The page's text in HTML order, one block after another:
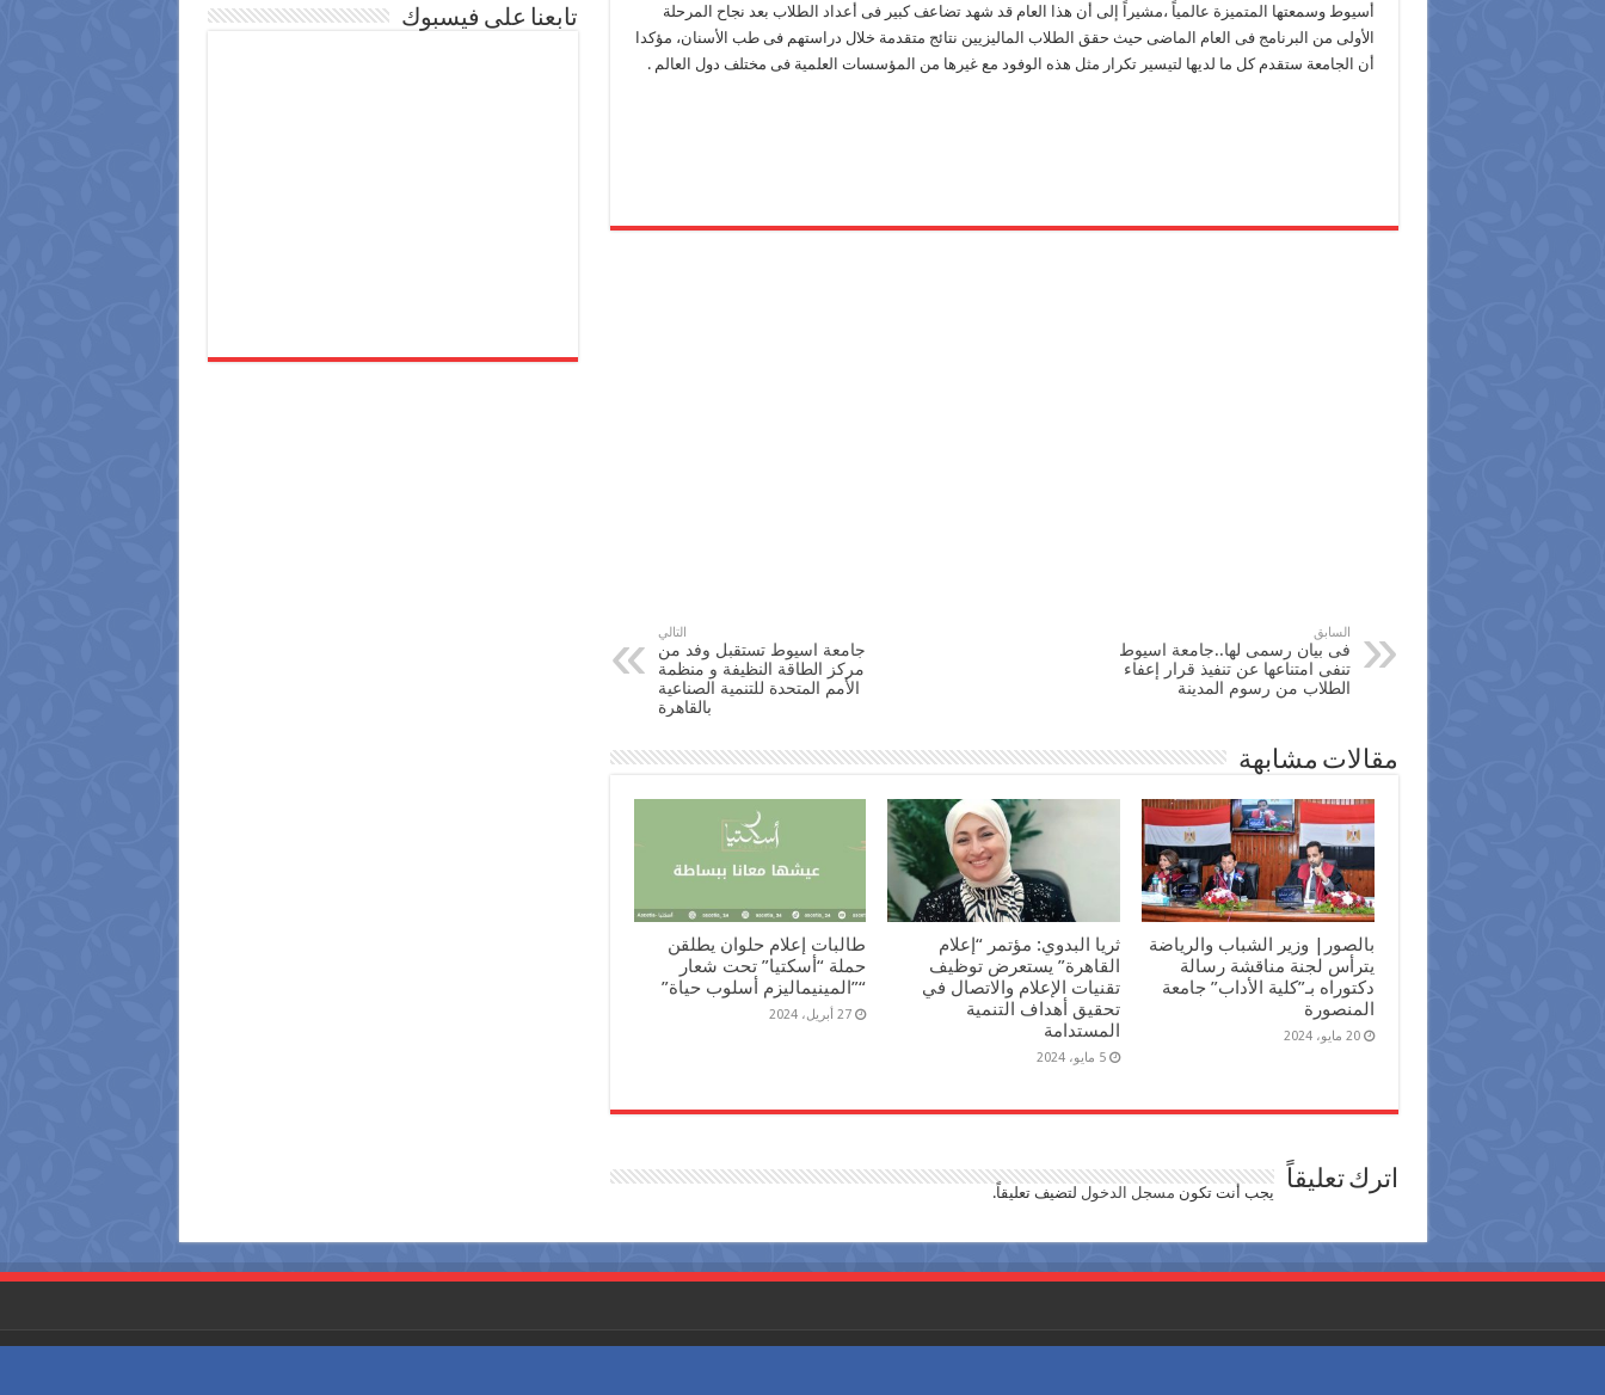
أسيوط وسمعتها المتميزة عالمياً ،مشيراً إلى أن هذا العام قد شهد تضاعف كبير فى أعداد الطلاب بعد نجاح المرحلة
الأولى من البرنامج فى العام الماضى حيث حقق الطلاب الماليزيين نتائج متقدمة خلال دراستهم فى طب الأسنان، مؤكدا
أن الجامعة ستقدم كل ما لديها لتيسير تكرار مثل هذه الوفود مع غيرها من المؤسسات العلمية فى مختلف دول العالم .
السابق
فى بيان رسمى لها..جامعة اسيوط
تنفى امتناعها عن تنفيذ قرار إعفاء
الطلاب من رسوم المدينة
التالي
جامعة اسيوط تستقبل وفد من
مركز الطاقة النظيفة و منظمة
الأمم المتحدة للتنمية الصناعية
بالقاهرة
مقالات مشابهة
بالصور| وزير الشباب والرياضة
يترأس لجنة مناقشة رسالة
دكتوراه بـ”كلية الأداب” جامعة
المنصورة
20 مايو، 2024
ثريا البدوي: مؤتمر “إعلام
القاهرة” يستعرض توظيف
تقنيات الإعلام والاتصال في
تحقيق أهداف التنمية
المستدامة
5 مايو، 2024
طالبات إعلام حلوان يطلقن
حملة “أسكتيا” تحت شعار
“”المينيماليزم أسلوب حياة”
27 أبريل، 2024
اترك تعليقاً يجب أنت تكون مسجل الدخول لتضيف تعليقاً.
تابعنا على فيسبوك